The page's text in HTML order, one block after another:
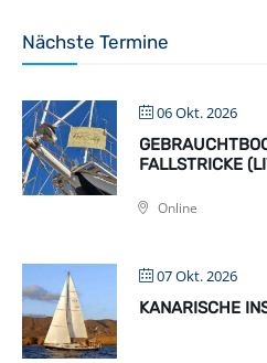
Nächste Termine
06 Okt. 2026
FALLSTRICKE
Online
07 Okt. 2026
KANARISCHE